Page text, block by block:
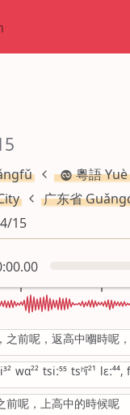
粵語 Yuè
广东省
15
之前呢，返高中嗰時呢，
wɑ²² tsiː⁵⁵ tsʰĩ²¹ lɛː⁴⁴,
前呢，上高中的時候呢